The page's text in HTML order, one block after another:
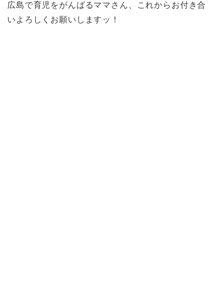
広島で育児をがんばるママさん、これからお付き合
いよろしくお願いしますッ！